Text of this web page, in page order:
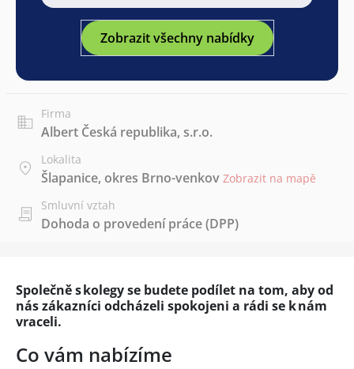
Zobrazit všechny nabídky
Firma
Albert Česká republika, s.r.o.
Lokalita
Šlapanice, okres Brno-venkov Zobrazit na mapě
Smluvní vztah
Dohoda o provedení práce (DPP)
Společně s kolegy se budete podílet na tom, aby od
nás zákazníci odcházeli spokojeni a rádi se k nám
vraceli.
Co vám nabízíme